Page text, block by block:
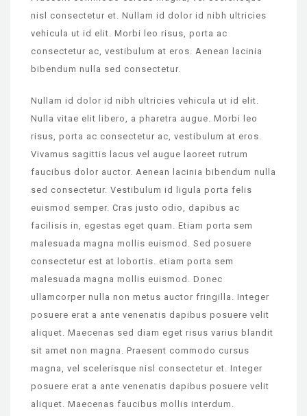
nisl consectetur et. Nullam id dolor id nibh ultricies
vehicula ut id elit. Morbi leo risus, porta ac
consectetur ac, vestibulum at eros. Aenean lacinia
bibendum nulla sed consectetur.
Nullam id dolor id nibh ultricies vehicula ut id elit.
Nulla vitae elit libero, a pharetra augue. Morbi leo
risus, porta ac consectetur ac, vestibulum at eros.
Vivamus sagittis lacus vel augue laoreet rutrum
faucibus dolor auctor. Aenean lacinia bibendum nulla
sed consectetur. Vestibulum id ligula porta felis
euismod semper. Cras justo odio, dapibus ac
facilisis in, egestas eget quam. Etiam porta sem
malesuada magna mollis euismod. Sed posuere
consectetur est at lobortis. etiam porta sem
malesuada magna mollis euismod. Donec
ullamcorper nulla non metus auctor fringilla. Integer
posuere erat a ante venenatis dapibus posuere velit
aliquet. Maecenas sed diam eget risus varius blandit
sit amet non magna. Praesent commodo cursus
magna, vel scelerisque nisl consectetur et. Integer
posuere erat a ante venenatis dapibus posuere velit
aliquet. Maecenas faucibus mollis interdum.